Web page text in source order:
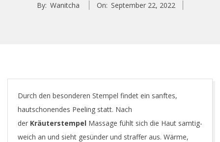
By: Wanitcha On: September 22, 2022
Durch den besonderen Stempel findet ein sanftes,
hautschonendes Peeling statt. Nach
der Kräuterstempel Massage fühlt sich die Haut samtig-
weich an und sieht gesünder und straffer aus. Wärme,